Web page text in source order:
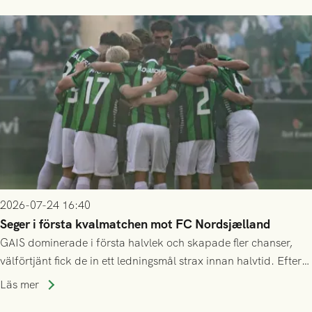
2026-07-24 16:40
Seger i första kvalmatchen mot FC Nordsjælland
GAIS dominerade i första halvlek och skapade fler chanser,
välförtjänt fick de in ett ledningsmål strax innan halvtid. Efter
halvtidsvilan sjönk tempot när Nordsjälland tilläts ha mer av
Läs mer